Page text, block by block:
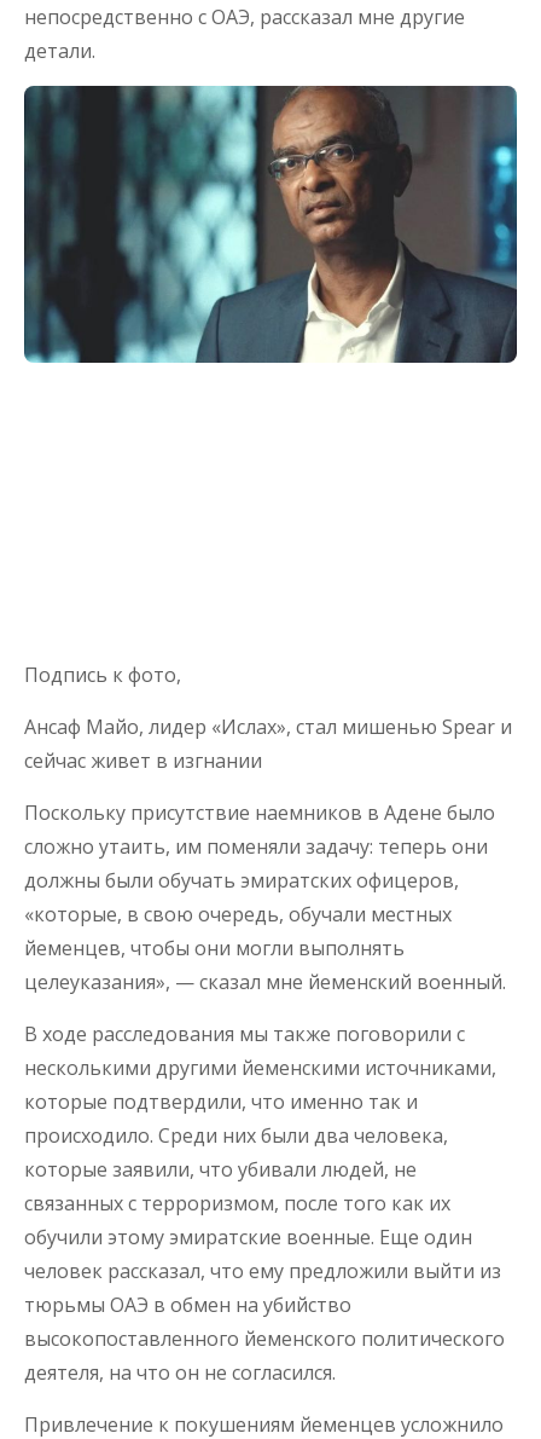
непосредственно с ОАЭ, рассказал мне другие
детали.
Подпись к фото,
Ансаф Майо, лидер «Ислах», стал мишенью Spear и
сейчас живет в изгнании
Поскольку присутствие наемников в Адене было
сложно утаить, им поменяли задачу: теперь они
должны были обучать эмиратских офицеров,
«которые, в свою очередь, обучали местных
йеменцев, чтобы они могли выполнять
целеуказания», — сказал мне йеменский военный.
В ходе расследования мы также поговорили с
несколькими другими йеменскими источниками,
которые подтвердили, что именно так и
происходило. Среди них были два человека,
которые заявили, что убивали людей, не
связанных с терроризмом, после того как их
обучили этому эмиратские военные. Еще один
человек рассказал, что ему предложили выйти из
тюрьмы ОАЭ в обмен на убийство
высокопоставленного йеменского политического
деятеля, на что он не согласился.
Привлечение к покушениям йеменцев усложнило